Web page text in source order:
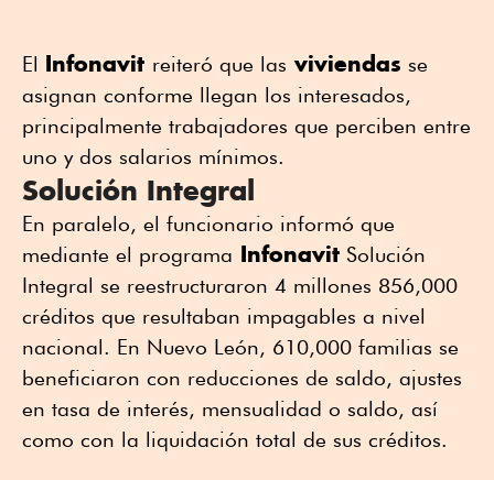
El Infonavit reiteró que las viviendas se
asignan conforme llegan los interesados,
principalmente trabajadores que perciben entre
uno y dos salarios mínimos.
Solución Integral
En paralelo, el funcionario informó que
mediante el programa Infonavit Solución
Integral se reestructuraron 4 millones 856,000
créditos que resultaban impagables a nivel
nacional. En Nuevo León, 610,000 familias se
beneficiaron con reducciones de saldo, ajustes
en tasa de interés, mensualidad o saldo, así
como con la liquidación total de sus créditos.